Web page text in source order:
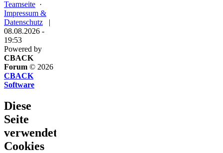
Teamseite ·
Impressum &
Datenschutz |
08.08.2026 -
19:53
Powered by
CBACK
Forum © 2026
CBACK
Software
Diese
Seite
verwendet
Cookies